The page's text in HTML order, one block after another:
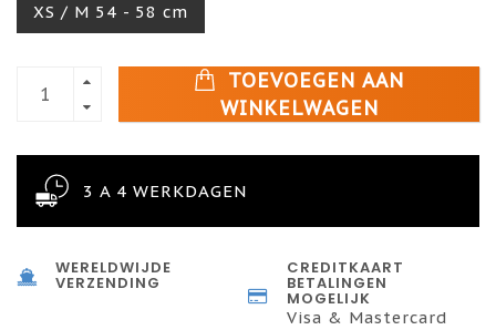
XS / M 54 - 58 cm
TOEVOEGEN AAN
WINKELWAGEN
3 A 4 WERKDAGEN
WERELDWIJDE
VERZENDING
CREDITKAART
BETALINGEN
MOGELIJK
Visa & Mastercard